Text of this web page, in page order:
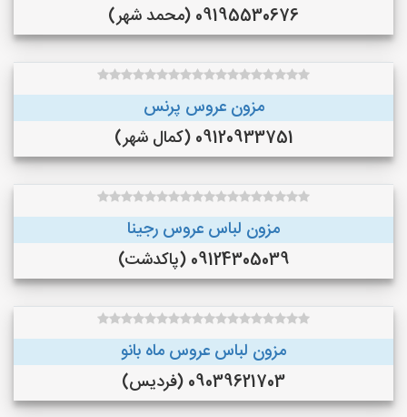
09195530676 (محمد شهر)
مزون عروس پرنس
09120933751 (کمال شهر)
مزون لباس عروس رجینا
09124305039 (پاکدشت)
مزون لباس عروس ماه بانو
09039621703 (فردیس)